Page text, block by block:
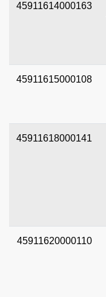
45911614000163
45911615000108
45911618000141
45911620000110